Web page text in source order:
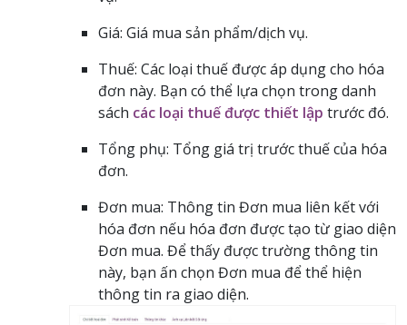
Giá: Giá mua sản phẩm/dịch vụ.
Thuế: Các loại thuế được áp dụng cho hóa
đơn này. Bạn có thể lựa chọn trong danh
sách các loại thuế được thiết lập trước đó.
Tổng phụ: Tổng giá trị trước thuế của hóa
đơn.
Đơn mua: Thông tin Đơn mua liên kết với
hóa đơn nếu hóa đơn được tạo từ giao diện
Đơn mua. Để thấy được trường thông tin
này, bạn ấn chọn Đơn mua để thể hiện
thông tin ra giao diện.